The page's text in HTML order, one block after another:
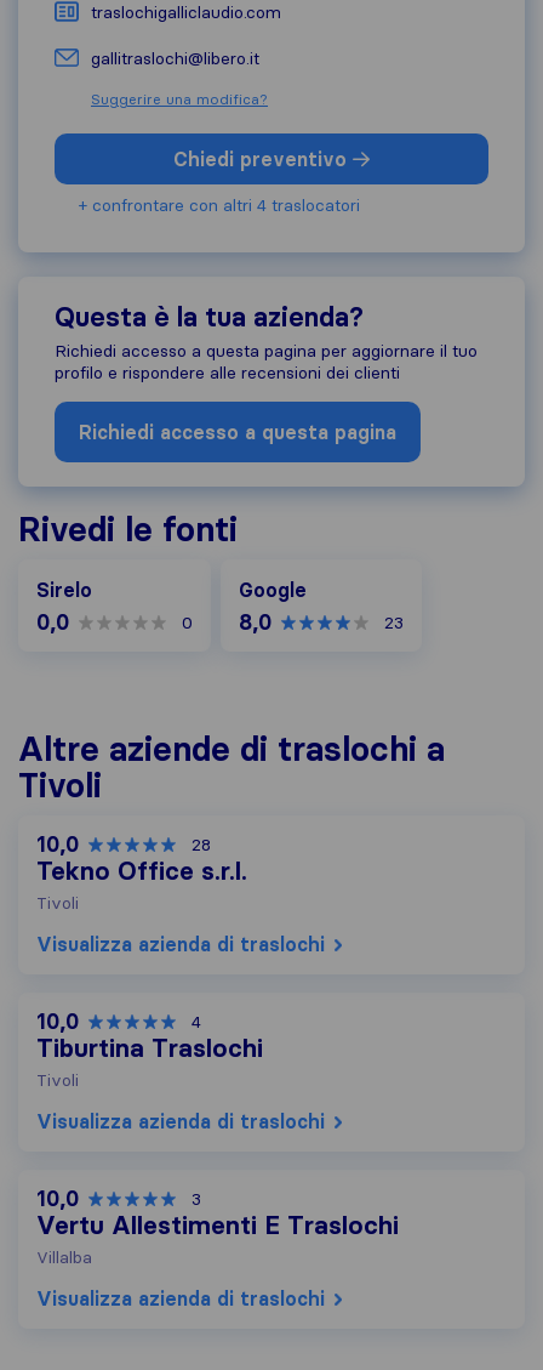
traslochigalliclaudio.com
gallitraslochi@libero.it
Suggerire una modifica?
Chiedi preventivo
+ confrontare con altri 4 traslocatori
Questa è la tua azienda?
Richiedi accesso a questa pagina per aggiornare il tuo
profilo e rispondere alle recensioni dei clienti
Richiedi accesso a questa pagina
Rivedi le fonti
Sirelo
0,0 0
Google
8,0 23
Altre aziende di traslochi a
Tivoli
10,0 28
Tekno Office s.r.l.
Tivoli
Visualizza azienda di traslochi
10,0 4
Tiburtina Traslochi
Tivoli
Visualizza azienda di traslochi
10,0 3
Vertu Allestimenti E Traslochi
Villalba
Visualizza azienda di traslochi